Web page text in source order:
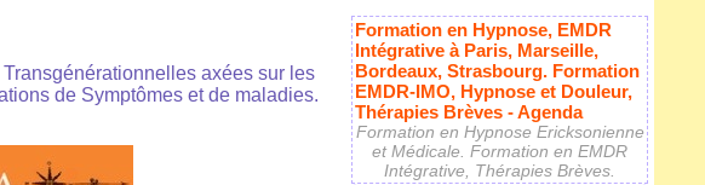
axées sur les
de Symptômes et de maladies.
Formation en Hypnose, EMDR
Intégrative à Paris, Marseille,
Bordeaux, Strasbourg. Formation
EMDR-IMO, Hypnose et Douleur,
Thérapies Brèves - Agenda
Formation en Hypnose Ericksonienne
et Médicale. Formation en EMDR
Intégrative, Thérapies Brèves.